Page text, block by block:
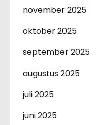
november 2025
oktober 2025
september 2025
augustus 2025
juli 2025
juni 2025